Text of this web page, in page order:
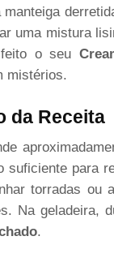
uma mistura
o seu
mistérios.
da Receita
suficiente para
torradas ou
Na geladeira,
.